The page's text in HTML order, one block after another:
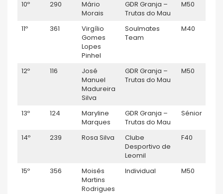
10º 290
Mário
Morais
GDR Granja –
Trutas do Mau
M50
11º 361
Virgílio
Gomes
Lopes
Pinhel
Soulmates
Team
M40
12º 116
José
Manuel
Madureira
Silva
GDR Granja –
Trutas do Mau
M50
13º 124
Maryline
Marques
GDR Granja –
Trutas do Mau
Sénior
14º 239 Rosa Silva
Clube
Desportivo de
Leomil
F40
15º 356
Moisés
Martins
Rodrigues
Individual M50